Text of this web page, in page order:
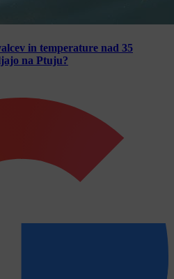
in temperature nad 35
na Ptuju?